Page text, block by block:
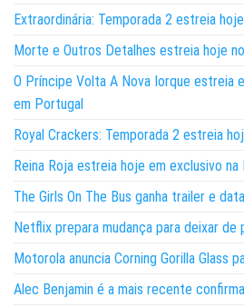
Extraordinária: Temporada 2 estreia
Morte e Outros Detalhes estreia hoje
O Príncipe Volta A Nova Iorque estreia
em Portugal
Royal Crackers: Temporada 2 estreia
Reina Roja estreia hoje em exclusivo na
The Girls On The Bus ganha trailer e
Netflix prepara mudança para deixar de
Motorola anuncia Corning Gorilla Glass
Alec Benjamin é a mais recente